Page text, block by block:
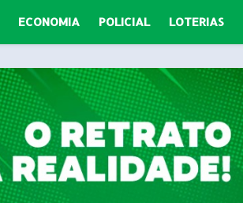
ECONOMIA POLICIAL LOTERIAS